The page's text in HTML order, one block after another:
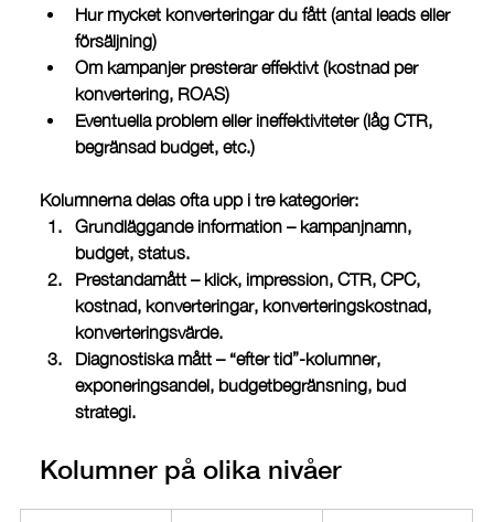
Hur mycket konverteringar du fått (antal leads eller
försäljning)
Om kampanjer presterar effektivt (kostnad per
konvertering, ROAS)
Eventuella problem eller ineffektiviteter (låg CTR,
begränsad budget, etc.)
Kolumnerna delas ofta upp i tre kategorier:
Grundläggande information – kampanjnamn,
budget, status.
Prestandamått – klick, impression, CTR, CPC,
kostnad, konverteringar, konverteringskostnad,
konverteringsvärde.
Diagnostiska mått – “efter tid”-kolumner,
exponeringsandel, budgetbegränsning, bud
strategi.
Kolumner på olika nivåer